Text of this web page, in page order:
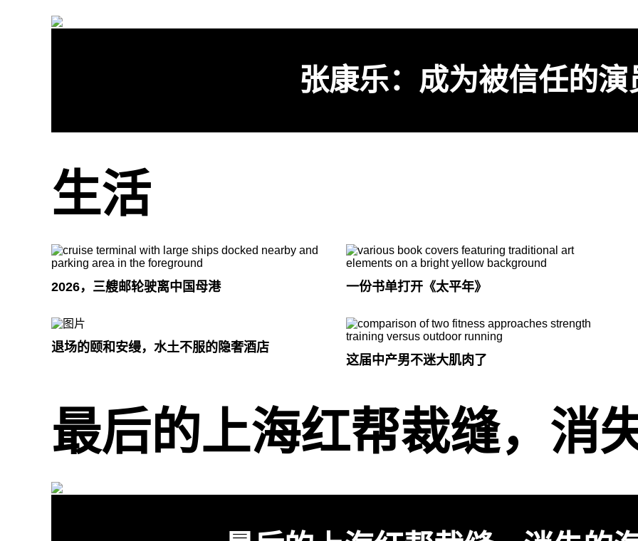
张康乐：成为被信任的演
生活
2026，三艘邮轮驶离中国母港 一份书单打开《太平年》
退场的颐和安缦，水土不服的隐奢酒店
这届中产男不迷大肌肉了
最后的上海红帮裁缝，消